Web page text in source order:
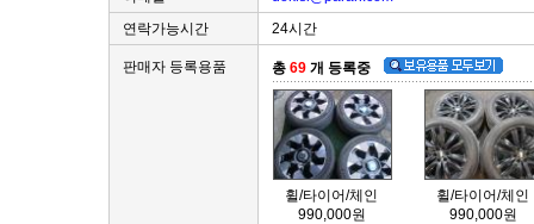
연락가능시간
24시간
판매자 등록용품 총69 개 등록중
휠/타이어/체인
990,000원
휠/타이어/체인
990,000원